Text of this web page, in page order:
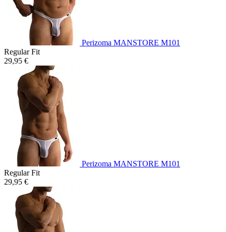
Perizoma MANSTORE M101
Regular Fit
29,95 €
Perizoma MANSTORE M101
Regular Fit
29,95 €